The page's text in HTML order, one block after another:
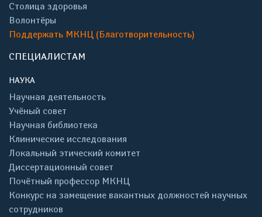
Столица здоровья
Волонтёры
Поддержать МКНЦ (Благотворительность)
СПЕЦИАЛИСТАМ
НАУКА
Научная деятельность
Учёный совет
Научная библиотека
Клинические исследования
Локальный этический комитет
Диссертационный совет
Почётный профессор МКНЦ
Конкурс на замещение вакантных должностей научных
сотрудников